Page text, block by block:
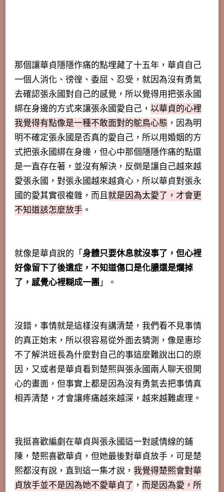
那個讓華貞隱隱作痛的點埋藏了十五年，華貞自己
一個人消化、徬徨、委屈、忍受，就因為沒有勇氣
去確認張永國對自己的感覺，所以覺得用把張永國
綁在身邊的方式來讓張永國愛自己， 以華貞的心裡
我覺得有點像是一種不敢面對的鴕鳥心態 ，因為明
明不確定張永國是否真的愛自己，所以用婚姻的方
式把張永國綁在身邊，但心中那個隱隱作痛的點還
是一直存在著，並沒有解決，反倒是讓自己越來越
愛張永國，對張永國越來越貪心，所以華貞對張永
國的愛其實很複雜，而且就是因為太愛了，才會更
不知道該怎麼放手 。
就像是華貞說的「身體只要休息就沒事了，但心裡
好像留下了後遺症，不知道傷口是化膿還是爛掉
了，感覺心裡糊成一團」。
沒錯，事情就是這樣沒有講清楚，我們看不見事情
的真正始末，所以很容易從外面去猜測，像是惠珍
不了解洪班長為什麼對自己的事這麼難說出口的原
因，又或者是華貞看到楚熙與張永國兩人聊天很開
心的畫面，但事實上都是因為沒有勇氣去把事情真
相弄清楚，才會讓疼痛越來越深，越來越難處理。
我挺喜歡編劇在華貞與張永國這一對感情線的鋪
陳，楚熙喜歡華貞，但她最後對華貞放手，可是楚
熙都沒有說，直到這一集才說， 我覺得楚熙會對華
貞放手並不是因為她不愛華貞了 ， 而是因為愛，所